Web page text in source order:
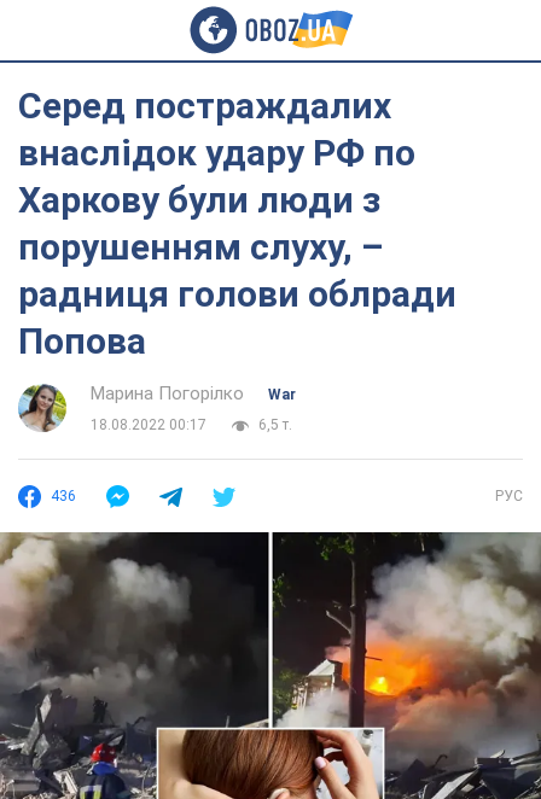
Серед постраждалих
внаслідок удару РФ по
Харкову були люди з
порушенням слуху, –
радниця голови облради
Попова
Марина Погорілко
War
18.08.2022 00:17
6,5 т.
436 РУС